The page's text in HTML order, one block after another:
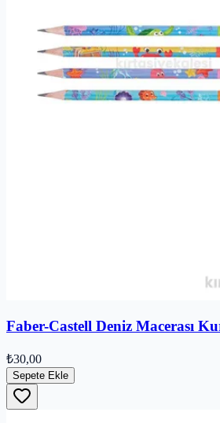
Faber-Castell Deniz Macerası
₺30,00
Sepete Ekle